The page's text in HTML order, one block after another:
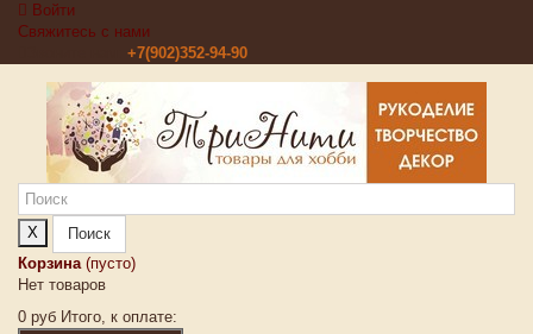
Войти
Свяжитесь с нами
+7(902)352-94-90
X
Поиск
Корзина (пусто)
Нет товаров
0 руб Итого, к оплате: